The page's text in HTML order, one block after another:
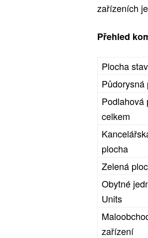
zařízeních
Přehled
Plocha
Půdorysná
Podlahová
celkem
plocha
Zelená
Obytné
Units
zařízení